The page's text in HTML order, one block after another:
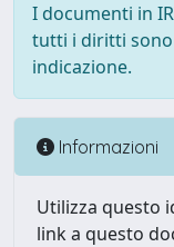
I documenti in
tutti i diritti sono
indicazione.
Informazioni
Utilizza questo
link a questo